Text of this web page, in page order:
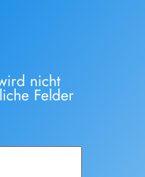
nicht
Felder